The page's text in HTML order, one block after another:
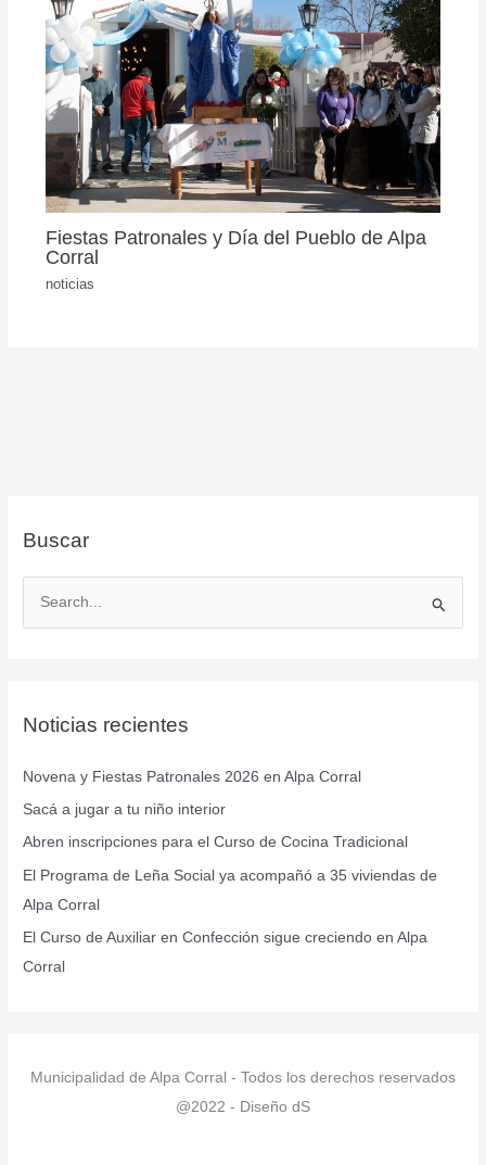
Fiestas Patronales y Día del Pueblo de Alpa
Corral
noticias
Buscar
a
p
o
r
:
Noticias recientes
Novena y Fiestas Patronales 2026 en Alpa Corral
Sacá a jugar a tu niño interior
Abren inscripciones para el Curso de Cocina Tradicional
El Programa de Leña Social ya acompañó a 35 viviendas de
Alpa Corral
El Curso de Auxiliar en Confección sigue creciendo en Alpa
Corral
Municipalidad de Alpa Corral - Todos los derechos reservados
@2022 - Diseño dS